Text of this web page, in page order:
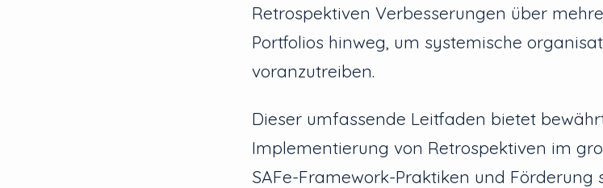
Retrospektiven Verbesserungen über
Portfolios hinweg, um systemische
voranzutreiben.
Dieser umfassende Leitfaden bietet
Implementierung von Retrospektiven im
SAFe-Framework-Praktiken und Förderung